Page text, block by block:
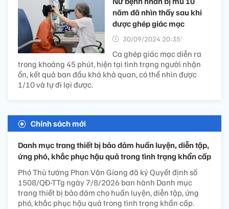
năm đã nhìn thấy sau khi
được ghép giác mạc
30/09/2024 20:35’
Ca ghép giác mạc diễn ra
trong khoảng 45 phút, hiện tại tình trạng người nhận
ổn, kết quả ban đầu khá khả quan, có thể nhìn được
1/10 và tự đi lại được.
Chính sách mới
Danh mục trang thiết bị bảo đảm huấn luyện, diễn tập,
ứng phó, khắc phục hậu quả trong tình trạng khẩn cấp
Phó Thủ tướng Phan Văn Giang đã ký Quyết định số
1508/QĐ-TTg ngày 7/8/2026 ban hành Danh mục
trang thiết bị bảo đảm cho huấn luyện, diễn tập, ứng
phó, khắc phục hậu quả trong tình trạng khẩn cấp.